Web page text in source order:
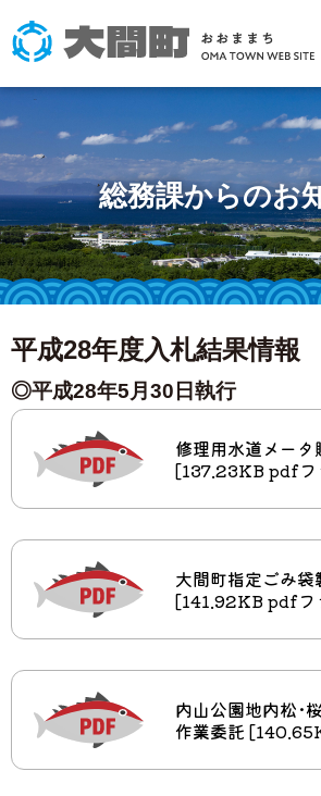
総務課からのお
平成28年度入札結果情報
◎平成28年5月30日執行
修理用水道メータ
[137.23KB pdfフ
大間町指定ごみ
[141.92KB pdfフ
内山公園地内松･
作業委託